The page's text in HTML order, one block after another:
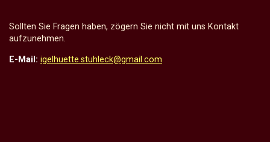
Sollten Sie Fragen haben, zögern Sie nicht mit uns Kontakt
aufzunehmen.
E-Mail: igelhuette.stuhleck@gmail.com